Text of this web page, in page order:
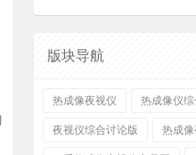
版块导航
热成像夜视仪 热成像仪
夜视仪综合讨论版 热成